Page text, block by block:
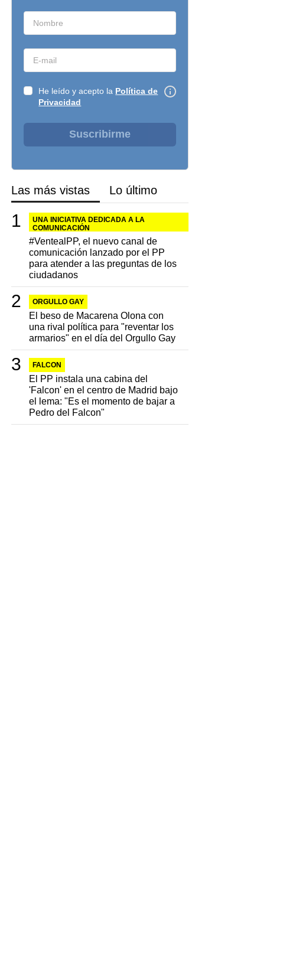
He leído y acepto la Política de
Privacidad
Suscribirme
Las más vistas Lo último
UNA INICIATIVA DEDICADA A LA
COMUNICACIÓN
#VentealPP, el nuevo canal de
comunicación lanzado por el PP
para atender a las preguntas de los
ciudadanos
ORGULLO GAY
El beso de Macarena Olona con
una rival política para "reventar los
armarios" en el día del Orgullo Gay
FALCON
El PP instala una cabina del
'Falcon' en el centro de Madrid bajo
el lema: "Es el momento de bajar a
Pedro del Falcon"